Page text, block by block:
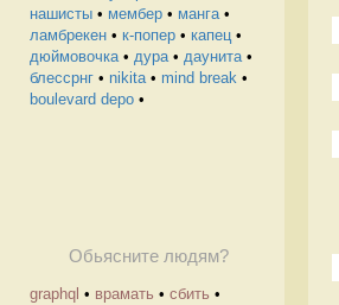
нашисты • мембер • манга•
ламбрекен • к-попер • капец •
дюймовочка• дура• даунита•
блессрнг • nikita• mind break •
boulevard depo •
Обьясните людям?
graphql • врамать • сбить •